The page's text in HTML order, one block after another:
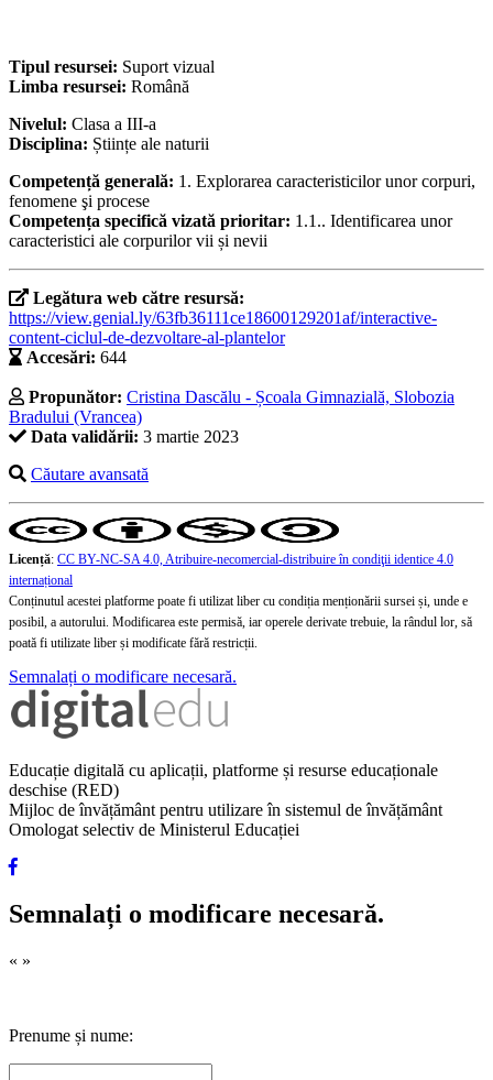
Tipul resursei: Suport vizual
Limba resursei: Română
Nivelul: Clasa a III-a
Disciplina: Științe ale naturii
Competență generală: 1. Explorarea caracteristicilor unor corpuri,
fenomene şi procese
Competența specifică vizată prioritar: 1.1.. Identificarea unor
caracteristici ale corpurilor vii și nevii
Legătura web către resursă:
https://view.genial.ly/63fb36111ce18600129201af/interactive-
content-ciclul-de-dezvoltare-al-plantelor
Accesări: 644
Propunător: Cristina Dascălu - Școala Gimnazială, Slobozia
Bradului (Vrancea)
Data validării: 3 martie 2023
Căutare avansată
Licență: CC BY-NC-SA 4.0, Atribuire-necomercial-distribuire în condiţii identice 4.0
internațional
Conținutul acestei platforme poate fi utilizat liber cu condiția menționării sursei și, unde e
posibil, a autorului. Modificarea este permisă, iar operele derivate trebuie, la rândul lor, să
poată fi utilizate liber și modificate fără restricții.
Semnalați o modificare necesară.
Educație digitală cu aplicații, platforme și resurse educaționale
deschise (RED)
Mijloc de învățământ pentru utilizare în sistemul de învățământ
Omologat selectiv de Ministerul Educației
Semnalați o modificare necesară.
« »
Prenume și nume: